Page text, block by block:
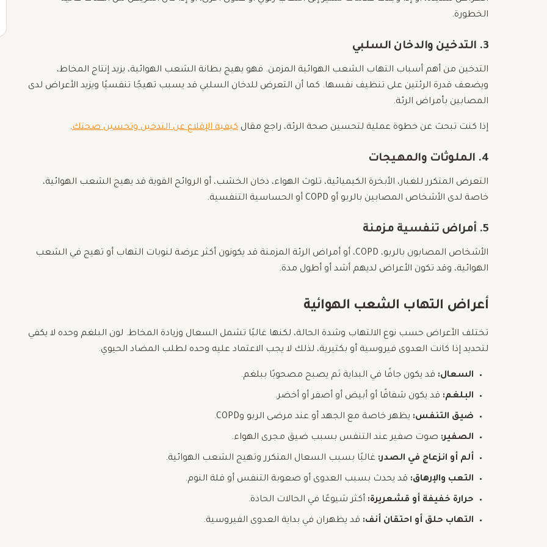
الخطورة.
3. التدخين والدخان السلبي
التدخين من أهم أسباب التهاب الشعب الهوائية المزمن. فهو يهيج بطانة الشعب الهوائية، يزيد إنتاج المخاط،
ويضعف قدرة الرئتين على تنظيف نفسها. كما أن التعرض للدخان السلبي قد يسبب تهيجًا تنفسيًا ويزيد الأعراض لدى
المصابين بأمراض الرئة.
إذا كنت تبحث عن خطوة عملية لتحسين صحة الرئة، راجع مقال كيفية الإقلاع عن التدخين وتحسين صحتك.
4. الملوثات والمهيجات
التعرض المتكرر للغبار، الأبخرة الكيميائية، تلوث الهواء، دخان الخشب، أو الروائح القوية قد يهيج الشعب الهوائية،
خاصة لدى الأشخاص المصابين بالربو أو COPD أو الحساسية التنفسية.
5. أمراض تنفسية مزمنة
الأشخاص المصابون بالربو، COPD، أو أمراض الرئة المزمنة قد يكونون أكثر عرضة لنوبات التهاب أو تهيج في الشعب
الهوائية، وقد تكون الأعراض لديهم أشد أو أطول مدة.
أعراض التهاب الشعب الهوائية
تختلف الأعراض حسب نوع الالتهاب وشدة الحالة، لكنها غالبًا تشمل السعال وزيادة المخاط. لون البلغم وحده لا يكفي
لتحديد إذا كانت العدوى فيروسية أو بكتيرية، لذلك لا يجب الاعتماد عليه وحده لطلب المضاد الحيوي.
السعال: قد يكون جافًا في البداية ثم يصبح مصحوبًا ببلغم.
البلغم: قد يكون شفافًا أو أبيض أو أصفر أو أخضر.
ضيق التنفس: يظهر خاصة مع الجهد أو عند مرضى الربو وCOPD.
الصفير: صوت صفير عند التنفس بسبب ضيق مجرى الهواء.
ألم أو انزعاج في الصدر: غالبًا بسبب السعال المتكرر وتهيج الشعب الهوائية.
التعب والإرهاق: قد يحدث بسبب العدوى أو صعوبة التنفس أو قلة النوم.
حرارة خفيفة أو قشعريرة: أكثر شيوعًا في الحالات الحادة.
التهاب حلق أو احتقان أنف: قد يظهران في بداية العدوى الفيروسية.